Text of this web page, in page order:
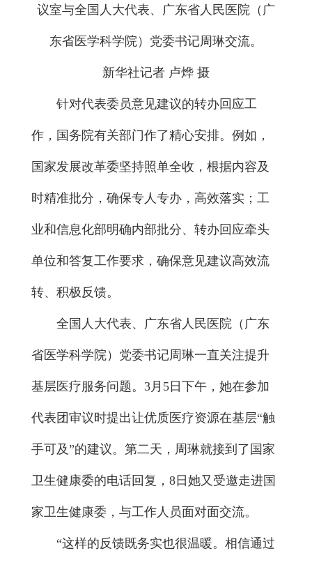
议室与全国人大代表、广东省人民医院（广
东省医学科学院）党委书记周琳交流。
新华社记者 卢烨 摄
针对代表委员意见建议的转办回应工
作，国务院有关部门作了精心安排。例如，
国家发展改革委坚持照单全收，根据内容及
时精准批分，确保专人专办，高效落实；工
业和信息化部明确内部批分、转办回应牵头
单位和答复工作要求，确保意见建议高效流
转、积极反馈。
全国人大代表、广东省人民医院（广东
省医学科学院）党委书记周琳一直关注提升
基层医疗服务问题。3月5日下午，她在参加
代表团审议时提出让优质医疗资源在基层“触
手可及”的建议。第二天，周琳就接到了国家
卫生健康委的电话回复，8日她又受邀走进国
家卫生健康委，与工作人员面对面交流。
“这样的反馈既务实也很温暖。相信通过